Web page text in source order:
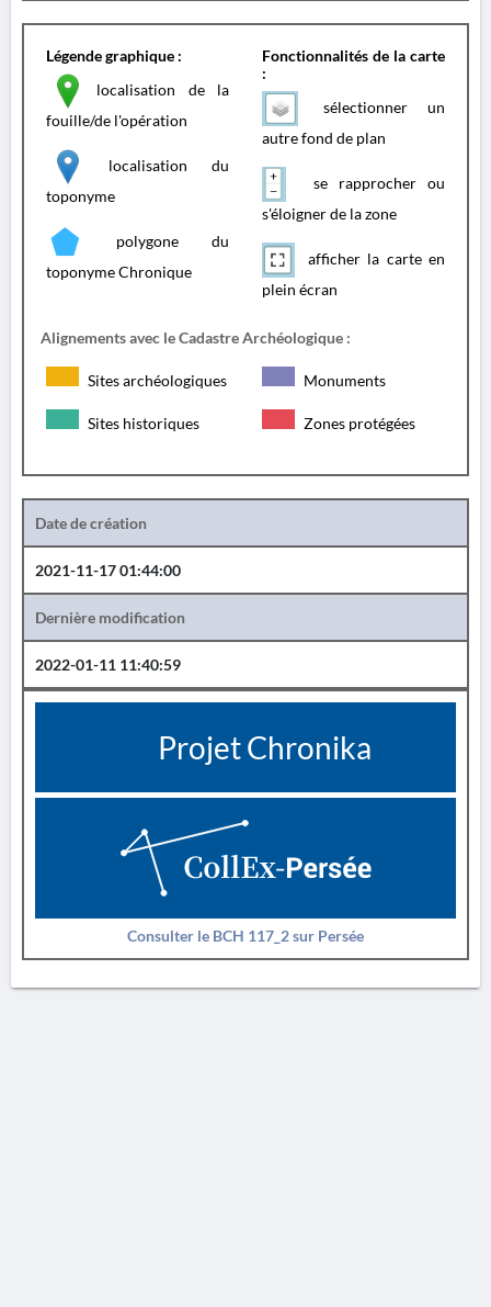
Légende graphique :
localisation de la
fouille/de l'opération
localisation du
toponyme
polygone du
toponyme Chronique
Fonctionnalités de la carte
:
sélectionner un
autre fond de plan
se rapprocher ou
s'éloigner de la zone
afficher la carte en
plein écran
Alignements avec le Cadastre Archéologique :
Sites archéologiques Monuments
Sites historiques Zones protégées
Date de création
2021-11-17 01:44:00
Dernière modification
2022-01-11 11:40:59
Projet Chronika
Consulter le BCH 117_2 sur Persée